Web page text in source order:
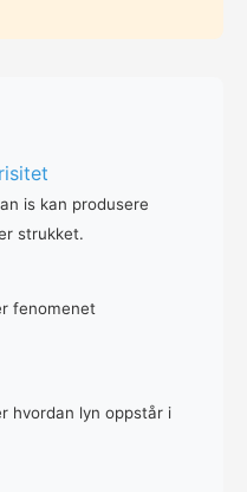
is kan produsere
strukket.
fenomenet
hvordan lyn oppstår i